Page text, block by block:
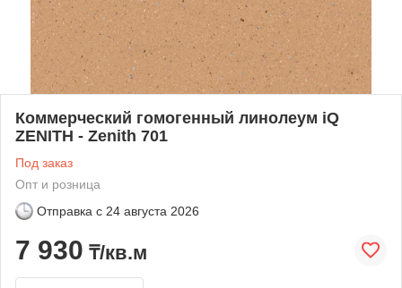
Коммерческий гомогенный линолеум iQ
ZENITH - Zenith 701
Под заказ
Опт и розница
Отправка с 24 августа 2026
7 930 ₸/кв.м